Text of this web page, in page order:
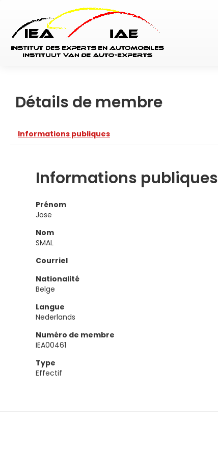
Détails de membre
Informations publiques
Informations publiques
Prénom
Jose
Nom
SMAL
Courriel
Nationalité
Belge
Langue
Nederlands
Numéro de membre
IEA00461
Type
Effectif